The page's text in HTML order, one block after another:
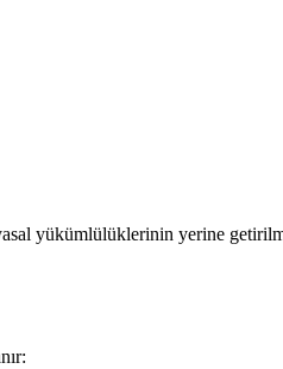
yükümlülüklerinin yerine